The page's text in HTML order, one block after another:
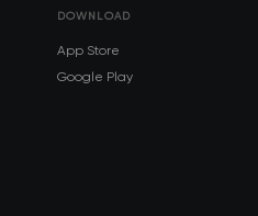
DOWNLOAD
App Store
Google Play